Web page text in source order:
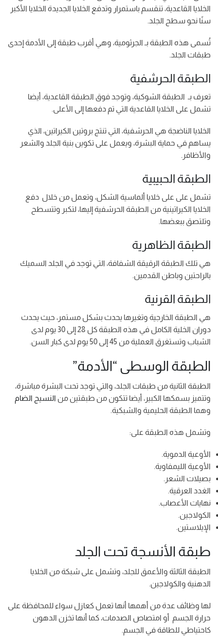
الخلايا القاعدية، تنقسم باستمرار وتدفع الخلايا الجديدة الخلايا الأكبر
سنًا نحو سطح الجلد.
تُسمى هذه الطبقة بـ الجرثومية، وهي أقرب طبقة إلى الأدمة إحدى
طبقات الجلد.
الطبقة الحرشفية
تعرف بـ الطبقة الشوكية، وتوجد فوق الطبقة القاعدية، أيضا
تشمل على الخلايا القاعدية التي تم دفعها إلى الأعلى.
الخلايا الناضجة هي الحرشفية، التي تنتج بروتين الكيراتين، الذي
يساهم في حماية البشرة، ويعمل على تكوين بنية الجلد والشعر
والأظافر.
الطبقة الحبيبية
تشمل على على خلايا ألماسية الشكل، وتعمل من خلال دفع
الخلايا الكيراتينية من الطبقة الحرشفية إليها، لتكبر وتتسطح
وتلتصق ببعضها.
الطبقة الظاهرية
هي تلك الطبقة الرقيقة الشفافة، التي توجد في الجلد السميك
بالراحتين وباطن القدمين.
الطبقة القرنية
هي الطبقة الخارجية وتغيرها يحدث بشكل مستمر، حيث يحدث
دوران الخلية الكامل في هذه الطبقة كل 28 إلى 30 يوم لدى
الشباب وتستغرق العملية من 45 إلى 50 يوم لدى كبار السن.
الطبقة الوسطى “الأدمة”
الطبقة الثانية من طبقات الجلد، والتي توجد تحت البشرة مباشرة،
وتتميز بسمكها الكبير، أيضا تتكون من طبقتين من النسيج الضام
وهما الطبقة الحليمية والشبكية.
وتشمل هذه الطبقة على:
الأوعية الدموية.
الأوعية الليمفاوية.
بصيلات الشعر.
الغدد العرقية.
نهايات الأعصاب.
الكولاجين.
الإيلاستين.
طبقة الأنسجة تحت الجلد
الطبقة الثالثة والأعمق للجلد، وتشمل على شبكة من الخلايا
الدهنية والكولاجين.
لها وظائف عدة من أهمها أنها تعمل كعازل سواء للمحافظة على
حرارة الجسم أو امتصاص الصدمات، كما أنها تخزن الدهون
كاحتياطي للطاقة في الجسم.